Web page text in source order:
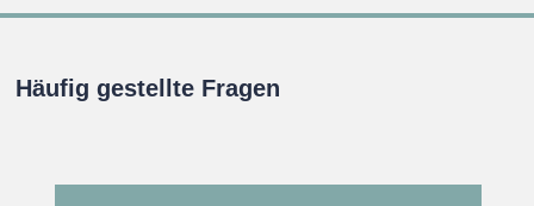
Häufig gestellte Fragen